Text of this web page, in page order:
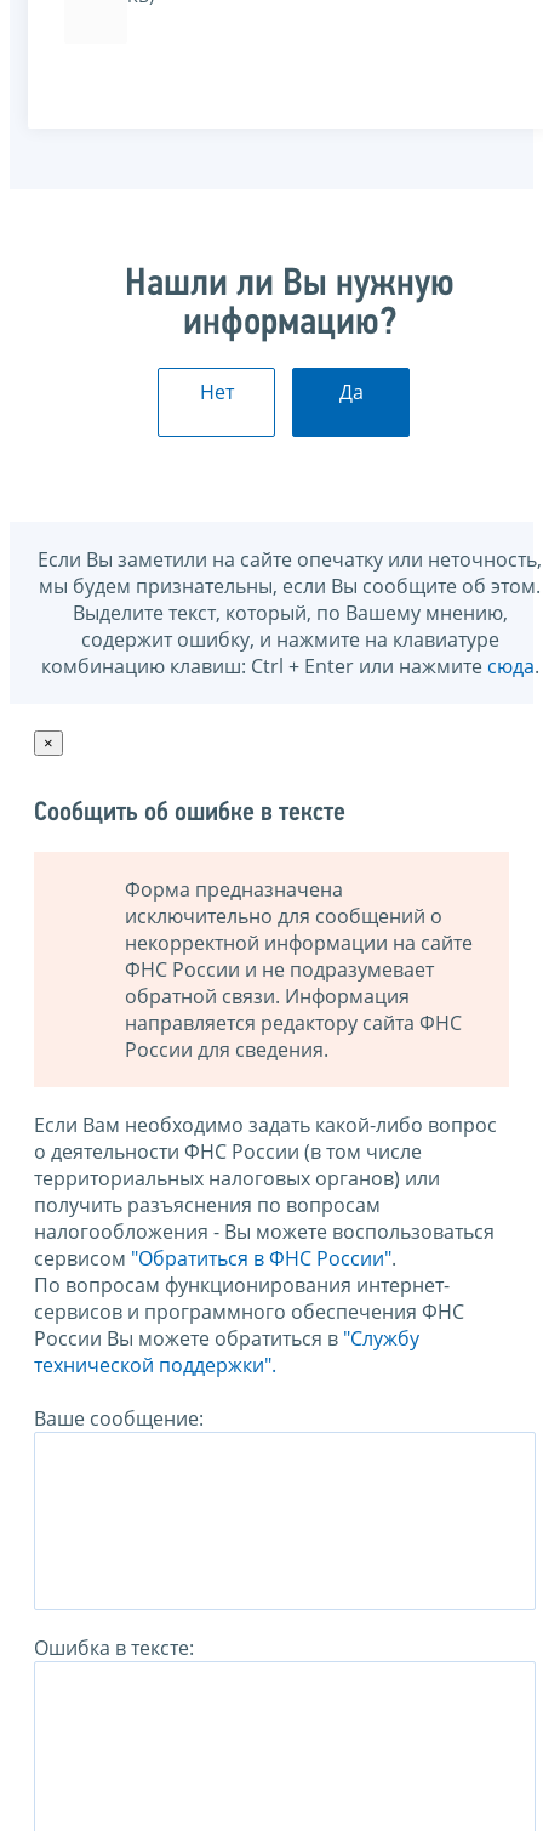
Нашли ли Вы нужную
информацию?
Нет Да
Если Вы заметили на сайте опечатку или неточность,
мы будем признательны, если Вы сообщите об этом.
Выделите текст, который, по Вашему мнению,
содержит ошибку, и нажмите на клавиатуре
комбинацию клавиш: Ctrl + Enter или нажмите сюда.
×
Сообщить об ошибке в тексте
Форма предназначена
исключительно для сообщений о
некорректной информации на сайте
ФНС России и не подразумевает
обратной связи. Информация
направляется редактору сайта ФНС
России для сведения.
Если Вам необходимо задать какой-либо вопрос
о деятельности ФНС России (в том числе
территориальных налоговых органов) или
получить разъяснения по вопросам
налогообложения - Вы можете воспользоваться
сервисом "Обратиться в ФНС России".
По вопросам функционирования интернет-
сервисов и программного обеспечения ФНС
России Вы можете обратиться в "Службу
технической поддержки".
Ваше сообщение:
Ошибка в тексте: